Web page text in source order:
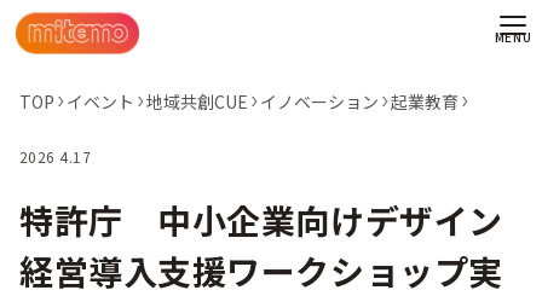
TOP イベント 地域共創CUE イノベーション 起業教育
2026 4.17
特許庁 中小企業向けデザイン
経営導入支援ワークショップ実